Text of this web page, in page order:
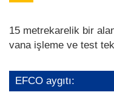
15 metrekarelik bir
vana işleme ve test
EFCO aygıtı: